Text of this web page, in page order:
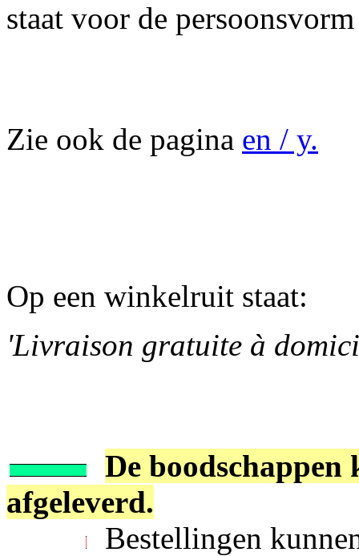
staat voor de
Zie ook de pagina en / y.
Op een winkelruit staat:
'Livraison gratuite à
De
afgeleverd.
Bestellingen